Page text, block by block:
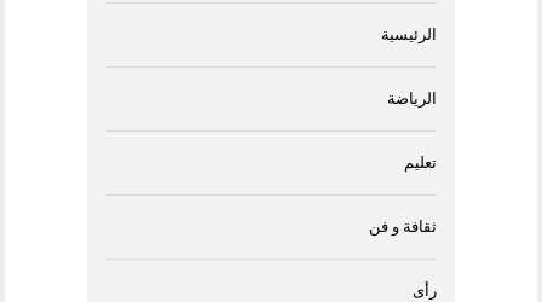
الرئيسية
الرياضة
تعليم
ثقافة و فن
رأى